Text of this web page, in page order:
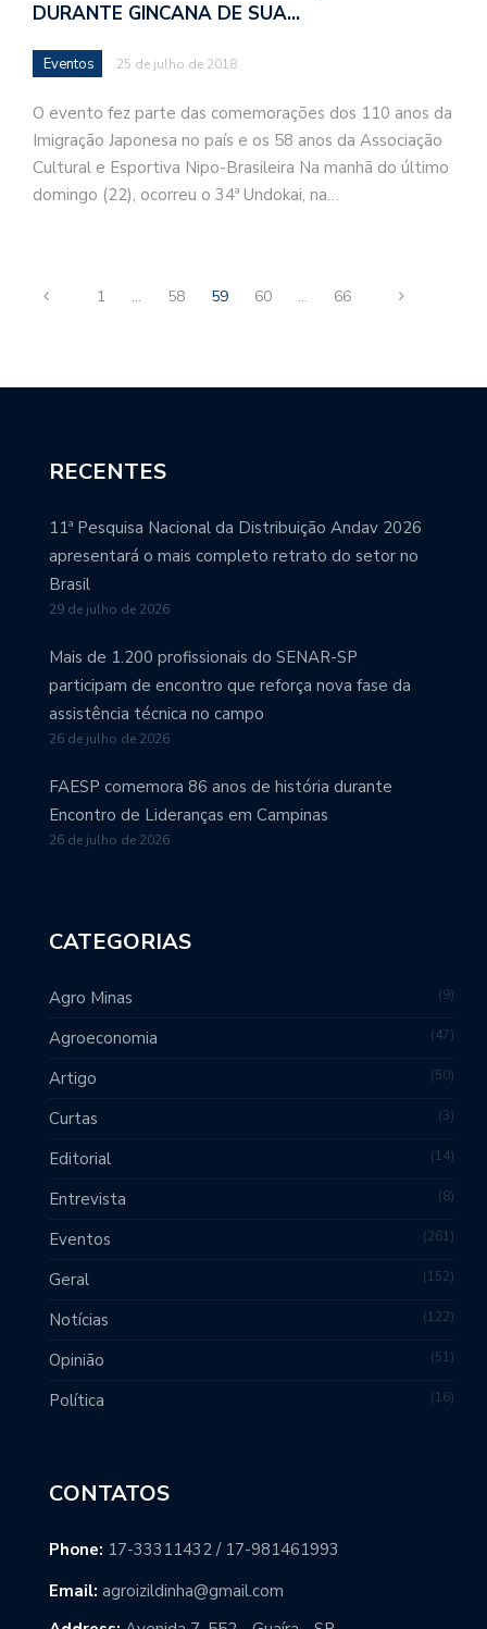
DURANTE GINCANA DE SUA…
Eventos 25 de julho de 2018
O evento fez parte das comemorações dos 110 anos da
Imigração Japonesa no país e os 58 anos da Associação
Cultural e Esportiva Nipo-Brasileira Na manhã do último
domingo (22), ocorreu o 34ª Undokai, na…
1 … 58 59 60 … 66
RECENTES
11ª Pesquisa Nacional da Distribuição Andav 2026
apresentará o mais completo retrato do setor no
Brasil
29 de julho de 2026
Mais de 1.200 profissionais do SENAR-SP
participam de encontro que reforça nova fase da
assistência técnica no campo
26 de julho de 2026
FAESP comemora 86 anos de história durante
Encontro de Lideranças em Campinas
26 de julho de 2026
CATEGORIAS
Agro Minas 9
Agroeconomia 47
Artigo 50
Curtas 3
Editorial 14
Entrevista 8
Eventos 261
Geral 152
Notícias 122
Opinião 51
Política 16
CONTATOS
Phone: 17-33311432 / 17-981461993
Email: agroizildinha@gmail.com